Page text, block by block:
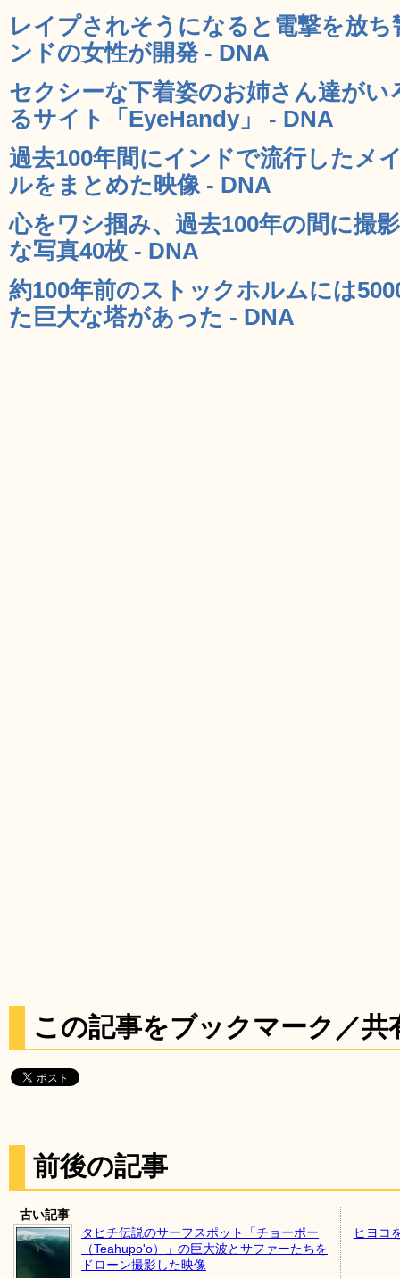
レイプされそうになると電撃を放
ンドの女性が開発 - DNA
セクシーな下着姿のお姉さん達が
るサイト「EyeHandy」 - DNA
過去100年間にインドで流行したメ
ルをまとめた映像 - DNA
心をワシ掴み、過去100年の間に撮
な写真40枚 - DNA
約100年前のストックホルムには
た巨大な塔があった - DNA
この記事をブックマーク／共
前後の記事
古い記事
タヒチ伝説のサーフスポット「チョーポー
（Teahupo'o）」の巨大波とサファーたちを
ドローン撮影した映像
ヒヨコ